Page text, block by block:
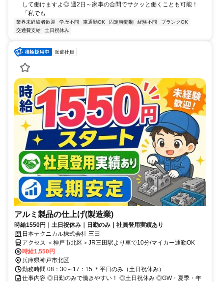
して働けますよ◎ 週2日～家事の合間でサクッと働くことも可能！
「私でも...
業界未経験者歓迎 学歴不問 車通勤OK 固定時間制 経験不問
ブランクOK
交通費支給
土日祝休み
派遣社員
アルミ製品の仕上げ(製造業)
時給1550円｜土日祝休み｜日勤のみ｜社員登用実績あり
日本テクニカル株式会社 三田
アクセス ＜神戸市北区＞JR三田駅より車で10分/マイカー通勤OK
時給1,550円
兵庫県神戸市北区
勤務時間 08：30～17：15 ＊平日のみ（土日祝休み）
仕事内容 ◎日勤のみで働きやすい！ ◎土日祝休み ◎GW・夏季・年